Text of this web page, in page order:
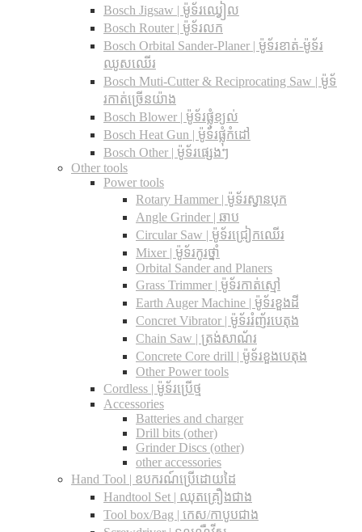
Bosch Jigsaw | ម៉ូទ័រឈ្វៀល
Bosch Router | ម៉ូទ័រលក
Bosch Orbital Sander-Planer​ | ម៉ូទ័រខាត់-ម៉ូទ័រ
ឈូសឈើរ
Bosch Muti-Cutter & Reciprocating Saw​ | ម៉ូទ័
រកាត់ច្រើនយ៉ាង
Bosch Blower | ម៉ូទ័រផ្លុំខ្យល់
Bosch Heat Gun | ម៉ូទ័រផ្លុំកំដៅ
Bosch Other | ម៉ូទ័រផ្សេងៗ
Other tools
Power tools
Rotary Hammer | ម៉ូទ័រស្វានបុក
Angle Grinder | ឆាប
Circular Saw​ | ម៉ូទ័រជ្រៀកឈើរ
Mixer | ម៉ូទ័រកូរថ្នាំ
Orbital Sander and Planers
Grass Trimmer | ម៉ូទ័រកាត់ស្មៅ
Earth Auger Machine | ម៉ូទ័រខួងដី
Concret Vibrator | ម៉ូទ័ររំញ័របេតុង
Chain Saw | ត្រង់សាណ័រ
Concrete Core drill | ម៉ូទ័រខួងបេតុង
Other Power tools
Cordless​ | ម៉ូទ័រប្រើថ្ម
Accessories
Batteries and charger
Drill bits (other)
Grinder Discs (other)
other accessories
Hand Tool | ឧបករណ៍ប្រើដោយដៃ
Handtool Set | ឈុតគ្រឿងជាង
Tool box/Bag | កេស/កាបូបជាង